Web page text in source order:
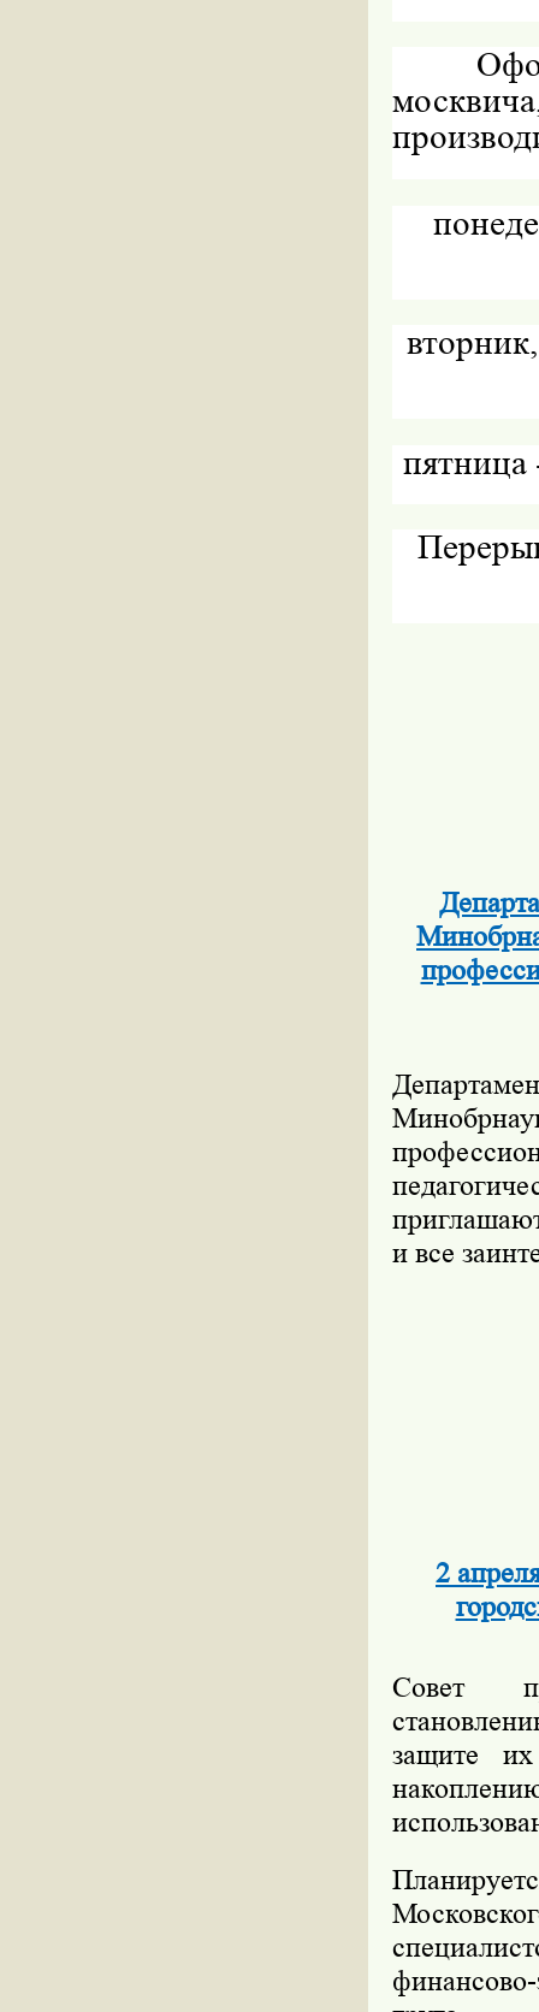
и все
2
Совет
защите